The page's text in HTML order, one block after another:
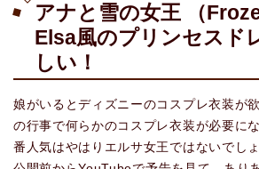
アナと雪の女王 （
Elsa風のプリンセスド
しい！
娘がいるとディズニーのコスプレ衣装が
の行事で何らかのコスプレ衣装が必要に
番人気はやはりエルサ女王ではないでし